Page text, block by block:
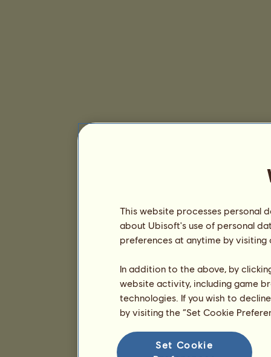
This website processes personal
about Ubisoft's use of personal
preferences at anytime by
In addition to the above, by
website activity, including game
technologies. If you wish to
by visiting the “Set Cookie
Set Cookie